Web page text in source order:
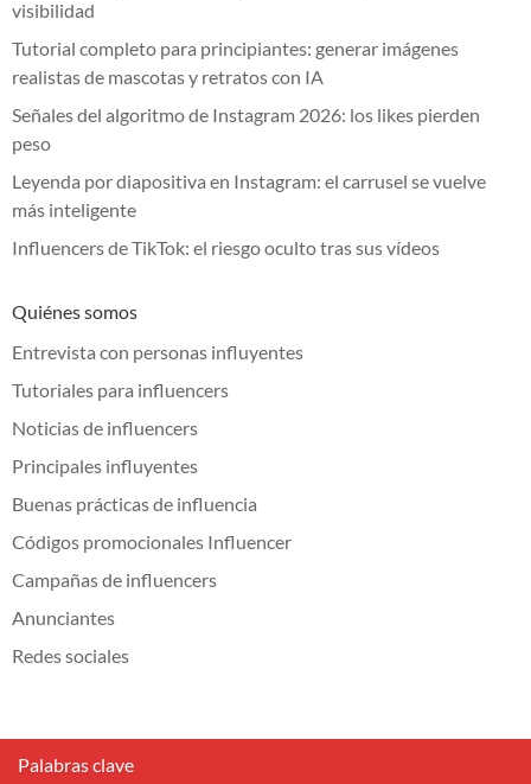
visibilidad
Tutorial completo para principiantes: generar imágenes
realistas de mascotas y retratos con IA
Señales del algoritmo de Instagram 2026: los likes pierden
peso
Leyenda por diapositiva en Instagram: el carrusel se vuelve
más inteligente
Influencers de TikTok: el riesgo oculto tras sus vídeos
Quiénes somos
Entrevista con personas influyentes
Tutoriales para influencers
Noticias de influencers
Principales influyentes
Buenas prácticas de influencia
Códigos promocionales Influencer
Campañas de influencers
Anunciantes
Redes sociales
Palabras clave